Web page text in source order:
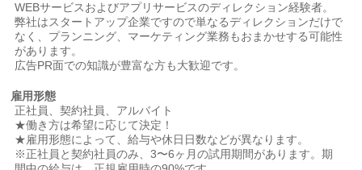
WEBサービスおよびアプリサービスのディレクション経験者。
弊社はスタートアップ企業ですので単なるディレクションだけで
なく、プランニング、マーケティング業務もおまかせする可能性
があります。
広告PR面での知識が豊富な方も大歓迎です。
雇用形態
正社員、契約社員、アルバイト
★働き方は希望に応じて決定！
★雇用形態によって、給与や休日日数などが異なります。
※正社員と契約社員のみ、3〜6ヶ月の試用期間があります。期